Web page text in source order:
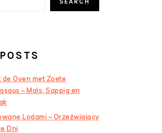
Oven met Zoete
– Mals, Sappig en
Lodami – Orzeźwiający
Dni